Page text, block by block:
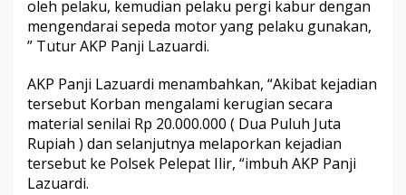
i
z
i
T
a
n
i
oleh pelaku, kemudian pelaku pergi kabur dengan
mengendarai sepeda motor yang pelaku gunakan,
” Tutur AKP Panji Lazuardi.
AKP Panji Lazuardi menambahkan, “Akibat kejadian
tersebut Korban mengalami kerugian secara
material senilai Rp 20.000.000 ( Dua Puluh Juta
Rupiah ) dan selanjutnya melaporkan kejadian
tersebut ke Polsek Pelepat Ilir, “imbuh AKP Panji
Lazuardi.